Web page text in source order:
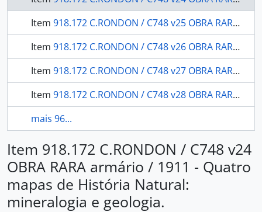
Item 918.172 C.RONDON / C748 v25 OBRA RARA / 1909 - Um mapa do levantamento expedito do Rio Jarú, affluente do Rio Gy-Paraná ou Machado, annexo ao 1 volume do relatório do chefe da Commissão: (estudos e reconhecimentos)
Item 918.172 C.RONDON / C748 v26 OBRA RARA / 1915 - Relatório: apresentado à Divisão de Engenharia (G.5) do Departamento da Guerra e a Directoria Geral dos Telegraphos.
Item 918.172 C.RONDON / C748 v27 OBRA RARA / 1916 - Relatório dos trabalhos realizados durante o ano de 1908
Item 918.172 C.RONDON / C748 v28 OBRA RARA / 1916 - Relatórios dos trabalhos de Botânica e viagens executados durante os anos de 1908 e 1909
mais 96...
Item 918.172 C.RONDON / C748 v24
OBRA RARA armário / 1911 - Quatro
mapas de História Natural:
mineralogia e geologia.